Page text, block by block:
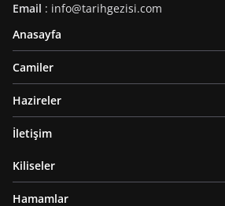
Email : info@tarihgezisi.com
Anasayfa
Camiler
Hazireler
İletişim
Kiliseler
Hamamlar